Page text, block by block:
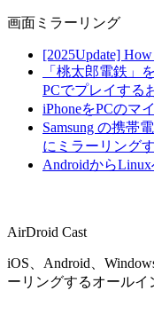
画面ミラーリング
[2025Update]
「桃太郎電鉄」
PCでプレイする
iPhoneをPCのマ
Samsung の携帯
にミラーリング
Androidから
AirDroid Cast
iOS、Android、
ーリングするオールイ